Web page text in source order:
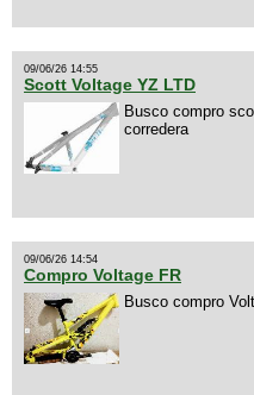
09/06/26 14:55
Scott Voltage YZ LTD
Busco compro
corredera
09/06/26 14:54
Compro Voltage FR
Busco compro